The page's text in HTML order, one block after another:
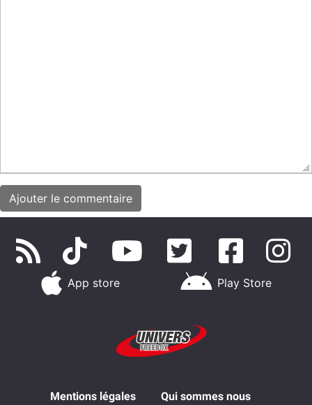
App store Play Store
Mentions légales Qui sommes nous